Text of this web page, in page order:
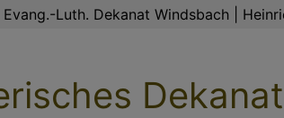
Evang.-Luth. Dekanat Windsbach |